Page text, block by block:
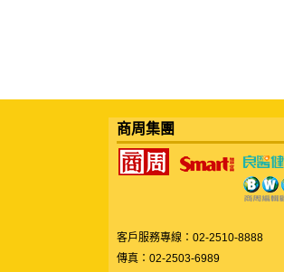
商周集團
客戶服務專線：02-2510-8888
傳真：02-2503-6989